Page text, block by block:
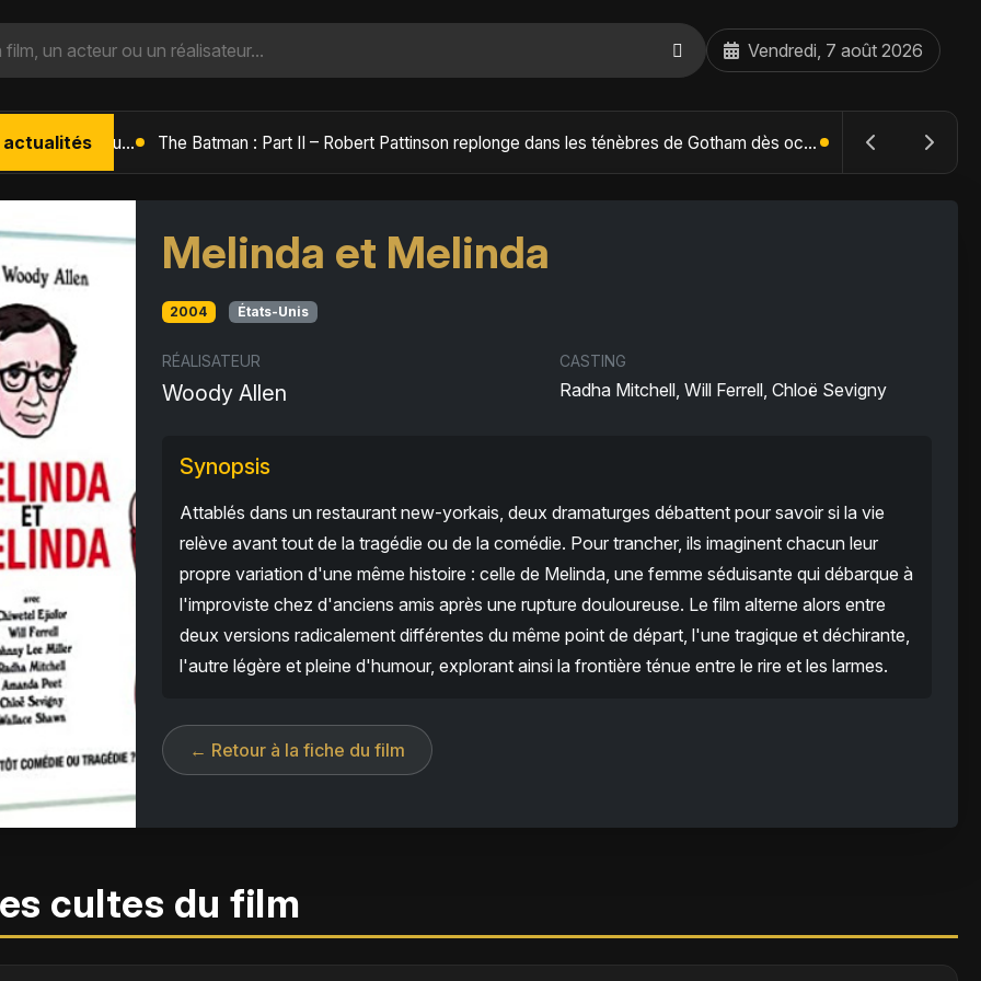
Vendredi, 7 août 2026
actualités L'Âge de Glace : Le Réveil du Volcan – Manny, Sid et Diego de retour pour une aventure explosive The Batman : Part II – Robert Pattinson replonge dans les ténèbres de Gotham dès octobre 2027
Melinda et Melinda
2004 États-Unis
RÉALISATEUR
Woody Allen
CASTING
Radha Mitchell, Will Ferrell, Chloë Sevigny
Synopsis
Attablés dans un restaurant new-yorkais, deux dramaturges débattent pour savoir si la vie
relève avant tout de la tragédie ou de la comédie. Pour trancher, ils imaginent chacun leur
propre variation d'une même histoire : celle de Melinda, une femme séduisante qui débarque à
l'improviste chez d'anciens amis après une rupture douloureuse. Le film alterne alors entre
deux versions radicalement différentes du même point de départ, l'une tragique et déchirante,
l'autre légère et pleine d'humour, explorant ainsi la frontière ténue entre le rire et les larmes.
← Retour à la fiche du film
cultes du film